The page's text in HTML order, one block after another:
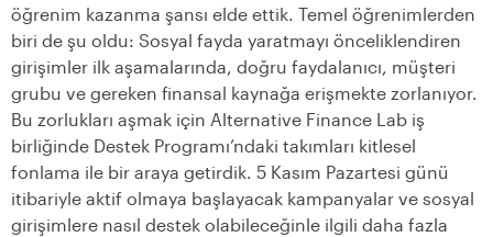
öğrenim kazanma şansı elde ettik. Temel öğrenimlerden
biri de şu oldu: Sosyal fayda yaratmayı önceliklendiren
girişimler ilk aşamalarında, doğru faydalanıcı, müşteri
grubu ve gereken finansal kaynağa erişmekte zorlanıyor.
Bu zorlukları aşmak için Alternative Finance Lab iş
birliğinde Destek Programı’ndaki takımları kitlesel
fonlama ile bir araya getirdik. 5 Kasım Pazartesi günü
itibariyle aktif olmaya başlayacak kampanyalar ve sosyal
girişimlere nasıl destek olabileceğinle ilgili daha fazla